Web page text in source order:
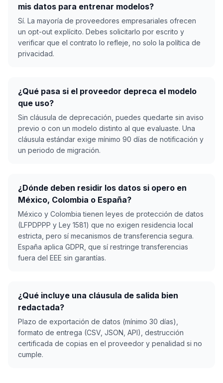
mis datos para entrenar modelos?
Sí. La mayoría de proveedores empresariales ofrecen
un opt-out explícito. Debes solicitarlo por escrito y
verificar que el contrato lo refleje, no solo la política de
privacidad.
¿Qué pasa si el proveedor depreca el modelo
que uso?
Sin cláusula de deprecación, puedes quedarte sin aviso
previo o con un modelo distinto al que evaluaste. Una
cláusula estándar exige mínimo 90 días de notificación y
un periodo de migración.
¿Dónde deben residir los datos si opero en
México, Colombia o España?
México y Colombia tienen leyes de protección de datos
(LFPDPPP y Ley 1581) que no exigen residencia local
estricta, pero sí mecanismos de transferencia segura.
España aplica GDPR, que sí restringe transferencias
fuera del EEE sin garantías.
¿Qué incluye una cláusula de salida bien
redactada?
Plazo de exportación de datos (mínimo 30 días),
formato de entrega (CSV, JSON, API), destrucción
certificada de copias en el proveedor y penalidad si no
cumple.